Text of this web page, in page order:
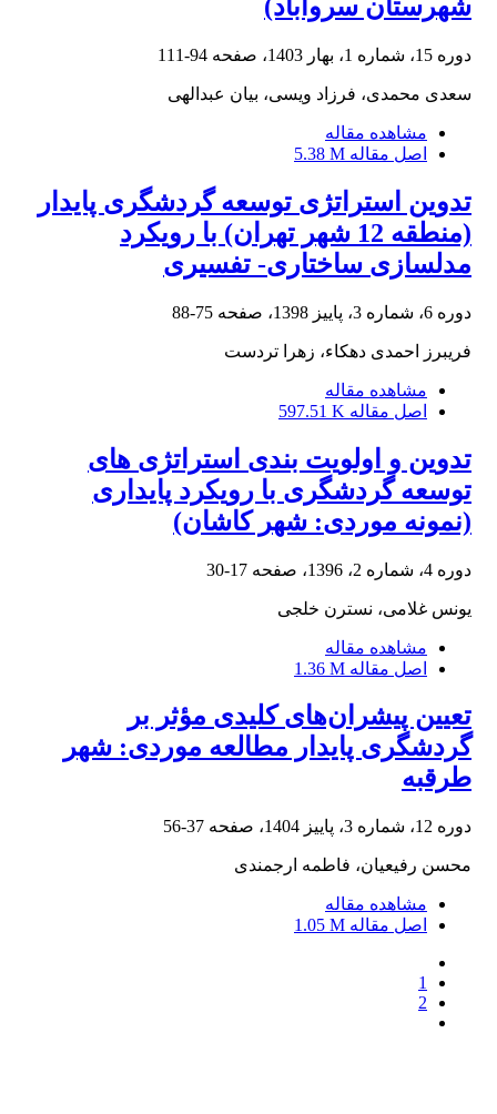
شهرستان سروآباد)
دوره 15، شماره 1، بهار 1403، صفحه 94-111
سعدی محمدی، فرزاد ویسی، بیان عبدالهی
مشاهده مقاله
اصل مقاله 5.38 M
تدوین استراتژی توسعه گردشگری پایدار
(منطقه 12 شهر تهران) با رویکرد
مدلسازی ساختاری- تفسیری
دوره 6، شماره 3، پاییز 1398، صفحه 75-88
فریبرز احمدی دهکاء، زهرا تردست
مشاهده مقاله
اصل مقاله 597.51 K
تدوین و اولویت بندی استراتژی های
توسعه گردشگری با رویکرد پایداری
(نمونه موردی: شهر کاشان)
دوره 4، شماره 2، 1396، صفحه 17-30
یونس غلامی، نسترن خلجی
مشاهده مقاله
اصل مقاله 1.36 M
تعیین پیشران‌های کلیدی مؤثر بر
گردشگری پایدار مطالعه موردی: شهر
طرقبه
دوره 12، شماره 3، پاییز 1404، صفحه 37-56
محسن رفیعیان، فاطمه ارجمندی
مشاهده مقاله
اصل مقاله 1.05 M
1
2